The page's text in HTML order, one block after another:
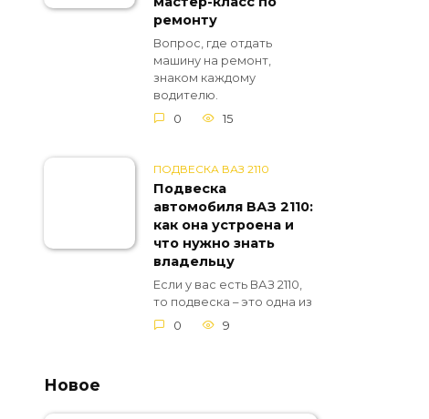
ремонту
Вопрос, где отдать
машину на ремонт,
знаком каждому
водителю.
0
15
ПОДВЕСКА ВАЗ 2110
Подвеска
автомобиля ВАЗ 2110:
как она устроена и
что нужно знать
владельцу
Если у вас есть ВАЗ 2110,
то подвеска – это одна из
0
9
Новое